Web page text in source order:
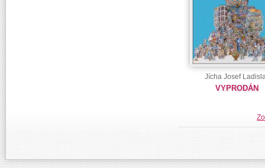
Jícha Josef
VYPRODÁN